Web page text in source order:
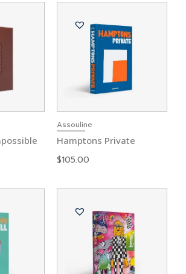
Assouline
Hamptons Private
$105.00